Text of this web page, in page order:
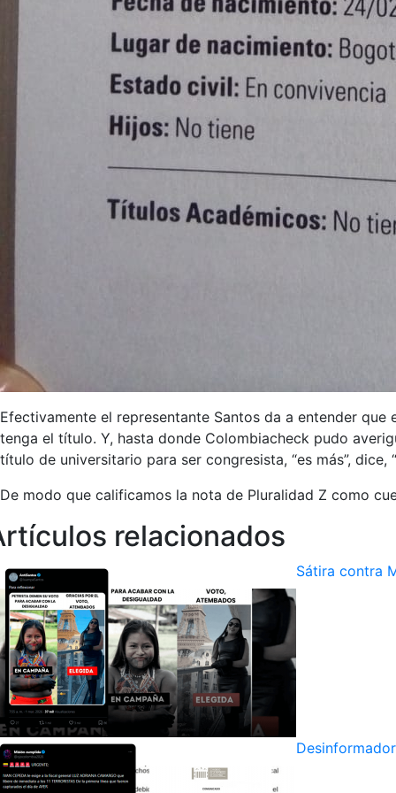
Efectivamente el representante Santos da a entender
tenga el título. Y, hasta donde Colombiacheck pudo
título de universitario para ser congresista, “es más”,
De modo que calificamos la nota de Pluralidad Z como
relacionados
Sátira contra